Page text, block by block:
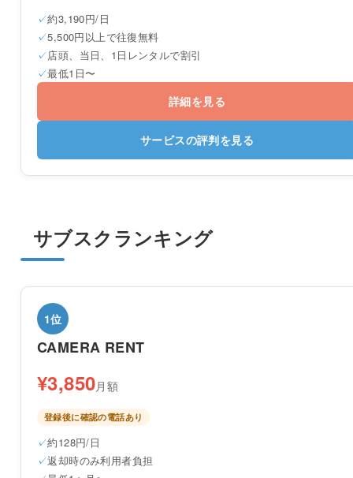
約3,190円/日
5,500円以上で往復無料
店頭、当日、1日レンタルで割引
最低1日〜
詳細を見る
サービスの評判を見る
サブスクランキング
1位
CAMERA RENT
¥3,850月額
登録後に確認の電話あり
約128円/日
返却時のみ利用者負担